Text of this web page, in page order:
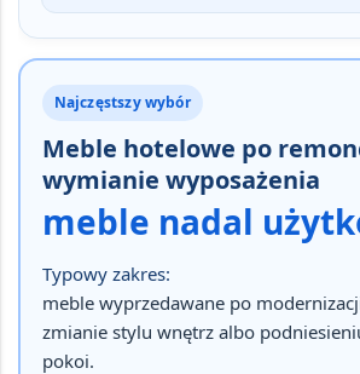
Najczęstszy wybór
Meble hotelowe po
wymianie wyposażenia
meble nadal
Typowy zakres:
meble wyprzedawane po
zmianie stylu wnętrz albo
pokoi.